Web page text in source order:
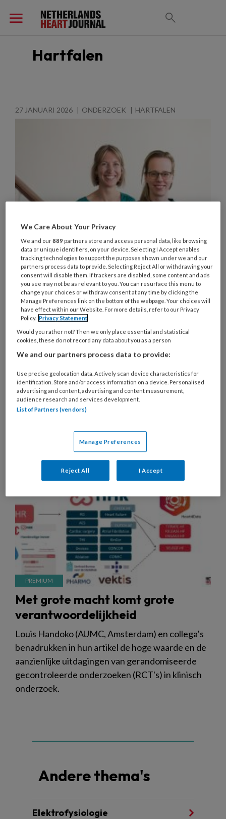
Hartfalen
27 JANUARI 2026 ONDERZOEK HARTFALEN
Hartinterventies onder de loep:
wat gebeurt er ná de ingreep?
Hoe is de overleving na een hartinterventie
eigenlijk geregeld? En waaraan overlijden
patiënten in de jaren daarna? Lineke Derks en
Maaike Roefs (data-analisten NHR) analyseerden
landelijke real‑world data van ruim 200.000
hartingrepen in Nederland, van bypassoperaties
tot hartklepbehandelingen.
ONDERZOEK HARTFALEN
Met grote macht komt grote
verantwoordelijkheid
Louis Handoko (AUMC, Amsterdam) en collega’s
benadrukken in hun artikel de hoge waarde en de
aanzienlijke uitdagingen van gerandomiseerde
gecontroleerde onderzoeken (RCT's) in klinisch
onderzoek.
Andere thema's
Elektrofysiologie
We Care About Your Privacy
We and our889 partners store and access personal data, like browsing
data or unique identifiers, on your device. Selecting I Accept enables
tracking technologies to support the purposes shown under we and our
partners process data to provide. Selecting Reject All or withdrawing your
consent will disable them. If trackers are disabled, some content and ads
you see may not be as relevant to you. You can resurface this menu to
change your choices or withdraw consent at any time by clicking the
Manage Preferences link on the bottom of the webpage. Your choices will
have effect within our Website. For more details, refer to our Privacy
Policy. Privacy Statement
Would you rather not? Then we only place essential and statistical
cookies, these do not record any data about you as a person
We and our partners process data to provide:
Use precise geolocation data. Actively scan device characteristics for
identification. Store and/or access information on a device. Personalised
advertising and content, advertising and content measurement,
audience research and services development.
List of Partners (vendors)
Manage Preferences
Reject All I Accept